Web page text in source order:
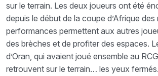
sur le terrain. Les deux joueurs ont été
depuis le début de la coupe d’Afrique
performances permettent aux autres
des brèches et de profiter des espaces.
d’Oran, qui avaient joué ensemble au
retrouvent sur le terrain… les yeux